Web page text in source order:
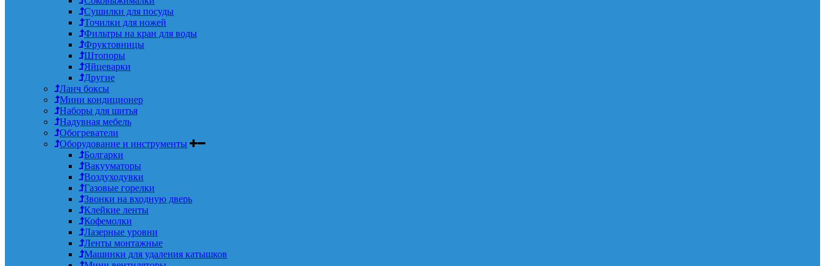
Сушилки для посуды
Точилки для ножей
Фильтры на кран для воды
Фруктовницы
Штопоры
Яйцеварки
Другие
Ланч боксы
Мини кондиционер
Наборы для шитья
Надувная мебель
Обогреватели
Оборудование и инструменты
Болгарки
Вакууматоры
Воздуходувки
Газовые горелки
Звонки на входную дверь
Клейкие ленты
Кофемолки
Лазерные уровни
Ленты монтажные
Машинки для удаления катышков